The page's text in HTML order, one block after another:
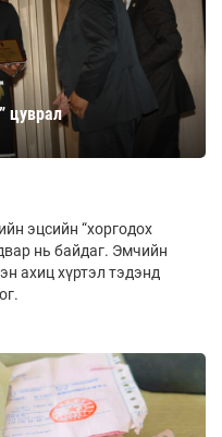
цуврал
эцсийн “хоргодох
нь байдаг. Эмчийн
ахиц хүртэл тэдэнд